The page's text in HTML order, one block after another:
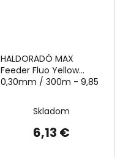
HALDORADÓ MAX
Feeder Fluo Yellow
0,30mm / 300m - 9,85
Skladom
6,13 €